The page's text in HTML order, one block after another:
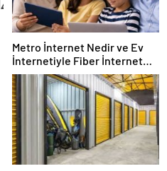
Metro İnternet Nedir ve Ev
İnternetiyle Fiber İnternet
Arasındaki Farklar